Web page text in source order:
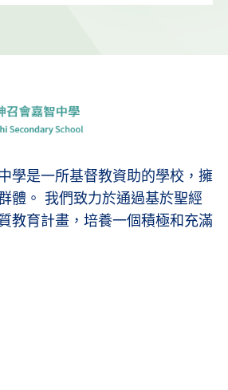
學是一所基督教資助的學校，擁
體。 我們致力於通過基於聖經
教育計畫，培養一個積極和充滿